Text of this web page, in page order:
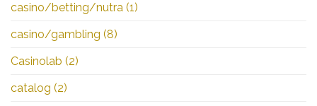
casino/betting/nutra (1)
casino/gambling (8)
Casinolab (2)
catalog (2)